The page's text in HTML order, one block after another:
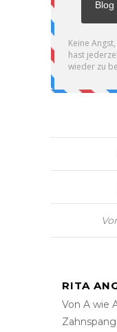
RITA
Von A wie